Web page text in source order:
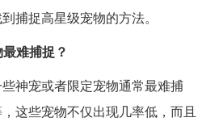
捕捉高星级宠物的方法。
难捕捉？
神宠或者限定宠物通常最难捕
这些宠物不仅出现几率低，而且